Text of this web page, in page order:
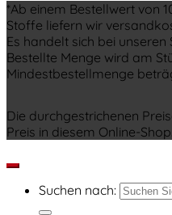
*Ab einem Bestellwert von
Stoffe liefern wir
Es handelt sich bei
Bestellte Menge wird am
Mindestbestellmenge
Die durchgestrichenen
Preis in diesem Online-Shop.
Suchen nach: